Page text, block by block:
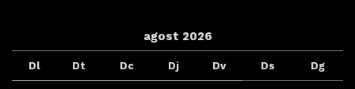
agost 2026
Dl Dt Dc Dj Dv Ds Dg